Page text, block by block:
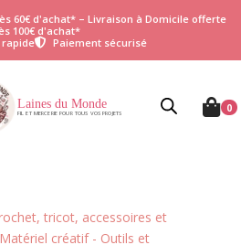
60€ d'achat* – Livraison à Domicile offerte
100€ d'achat*
rapide Paiement sécurisé
Laines du Monde
FIL ET MERCERIE POUR TOUS VOS PROJETS  0
tricot, accessoires et
Matériel créatif - Outils et